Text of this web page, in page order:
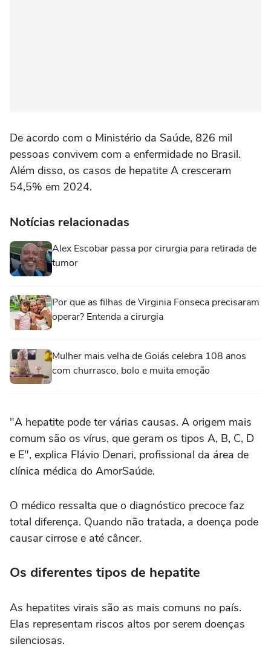
De acordo com o Ministério da Saúde, 826 mil
pessoas convivem com a enfermidade no Brasil.
Além disso, os casos de hepatite A cresceram
54,5% em 2024.
Notícias relacionadas
Alex Escobar passa por cirurgia para retirada de
tumor
Por que as filhas de Virginia Fonseca precisaram
operar? Entenda a cirurgia
Mulher mais velha de Goiás celebra 108 anos
com churrasco, bolo e muita emoção
"A hepatite pode ter várias causas. A origem mais
comum são os vírus, que geram os tipos A, B, C, D
e E", explica Flávio Denari, profissional da área de
clínica médica do AmorSaúde.
O médico ressalta que o diagnóstico precoce faz
total diferença. Quando não tratada, a doença pode
causar cirrose e até câncer.
Os diferentes tipos de hepatite
As hepatites virais são as mais comuns no país.
Elas representam riscos altos por serem doenças
silenciosas.